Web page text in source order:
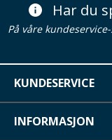
Har du
På våre
KUNDESERVICE
INFORMASJON